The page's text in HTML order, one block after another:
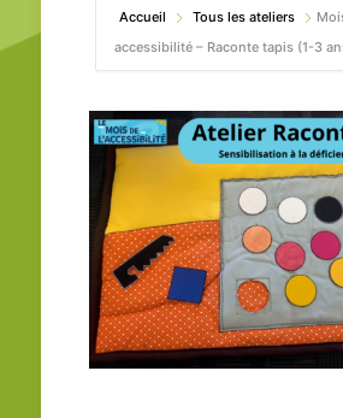
Accueil Tous les ateliers
accessibilité – Raconte tapis (1-3